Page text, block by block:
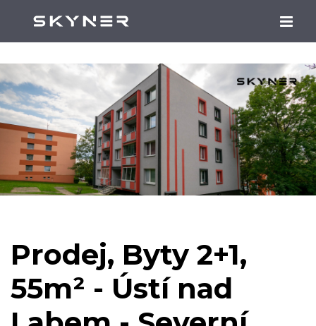
Prodej, Byty 2+1,
55m² - Ústí nad